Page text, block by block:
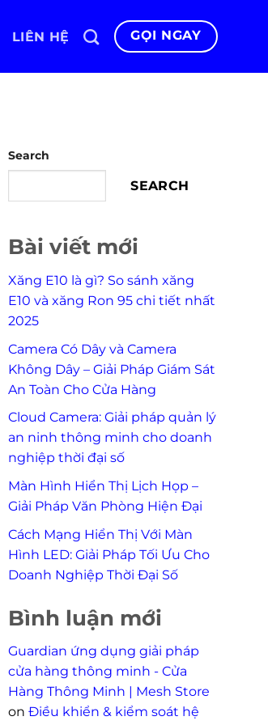
LIÊN HỆ GỌI NGAY
Search
SEARCH
Bài viết mới
Xăng E10 là gì? So sánh xăng
E10 và xăng Ron 95 chi tiết nhất
2025
Camera Có Dây và Camera
Không Dây – Giải Pháp Giám Sát
An Toàn Cho Cửa Hàng
Cloud Camera: Giải pháp quản lý
an ninh thông minh cho doanh
nghiệp thời đại số
Màn Hình Hiển Thị Lịch Họp –
Giải Pháp Văn Phòng Hiện Đại
Cách Mạng Hiển Thị Với Màn
Hình LED: Giải Pháp Tối Ưu Cho
Doanh Nghiệp Thời Đại Số
Bình luận mới
Guardian ứng dụng giải pháp
cửa hàng thông minh - Cửa
Hàng Thông Minh | Mesh Store
on Điều khiển & kiểm soát hệ